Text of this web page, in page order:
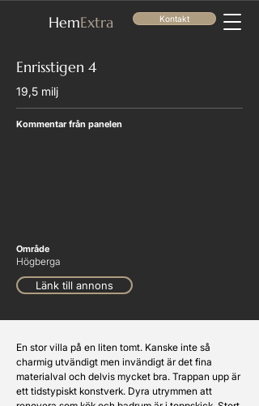
HemExtra Kontakt
Enrisstigen 4
19,5 milj
Kommentar från panelen
Område
Högberga
Länk till annons
En stor villa på en liten tomt. Kanske inte så
charmig utvändigt men invändigt är det fina
materialval och delvis mycket bra. Trappan upp är
ett tidstypiskt konstverk. Dyra utrymmen att